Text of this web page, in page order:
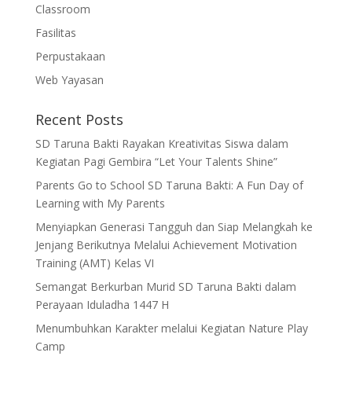
Classroom
Fasilitas
Perpustakaan
Web Yayasan
Recent Posts
SD Taruna Bakti Rayakan Kreativitas Siswa dalam
Kegiatan Pagi Gembira “Let Your Talents Shine”
Parents Go to School SD Taruna Bakti: A Fun Day of
Learning with My Parents
Menyiapkan Generasi Tangguh dan Siap Melangkah ke
Jenjang Berikutnya Melalui Achievement Motivation
Training (AMT) Kelas VI
Semangat Berkurban Murid SD Taruna Bakti dalam
Perayaan Iduladha 1447 H
Menumbuhkan Karakter melalui Kegiatan Nature Play
Camp